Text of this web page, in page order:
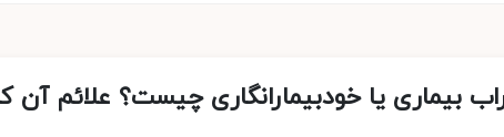
بیماری یا خودبیمارانگاری چیست؟ علائم آن